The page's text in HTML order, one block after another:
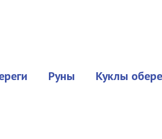
Руны Куклы